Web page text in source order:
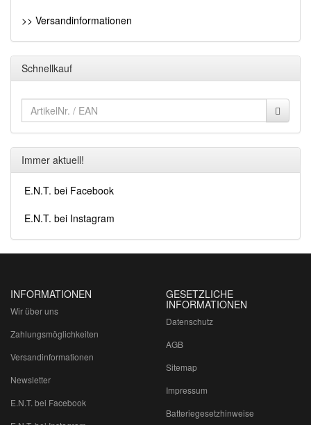
>> Versandinformationen
Schnellkauf
Immer aktuell!
E.N.T. bei Facebook
E.N.T. bei Instagram
INFORMATIONEN
Wir über uns
Zahlungsmöglichkeiten
Versandinformationen
Newsletter
E.N.T. bei Facebook
GESETZLICHE
INFORMATIONEN
Datenschutz
AGB
Sitemap
Impressum
Batteriegesetzhinweise